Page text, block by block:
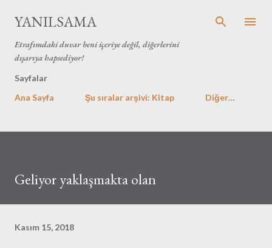
YANILSAMA
Etrafımdaki duvar beni içeriye değil, diğerlerini
dışarıya hapsediyor!
Sayfalar
Ana Sayfa
Şu sıralar arşivi: Kitap Diğer…
Geliyor yaklaşmakta olan
Kasım 15, 2018